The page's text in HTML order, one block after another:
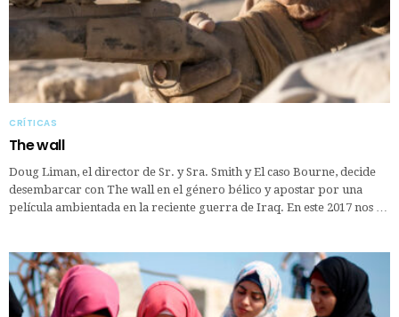
CRÍTICAS
The wall
Doug Liman, el director de Sr. y Sra. Smith y El caso Bourne, decide
desembarcar con The wall en el género bélico y apostar por una
película ambientada en la reciente guerra de Iraq. En este 2017 nos …